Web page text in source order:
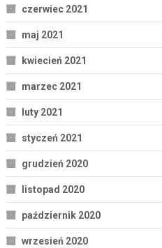
czerwiec 2021
maj 2021
kwiecień 2021
marzec 2021
luty 2021
styczeń 2021
grudzień 2020
listopad 2020
październik 2020
wrzesień 2020